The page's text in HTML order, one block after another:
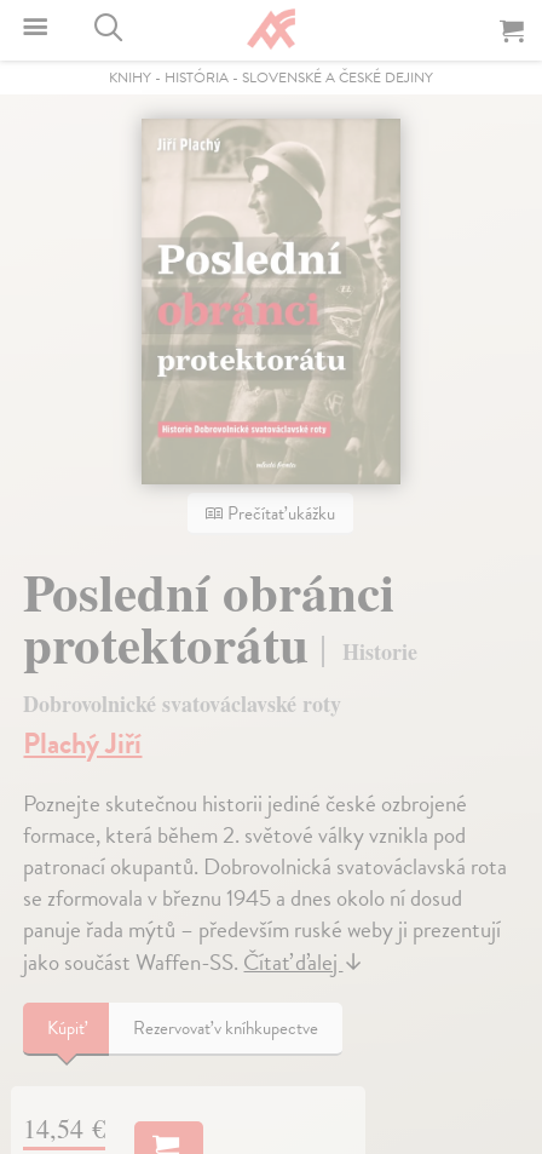
KNIHY - HISTÓRIA - SLOVENSKÉ A ČESKÉ DEJINY
Prečítať ukážku
Poslední obránci
protektorátu
Historie
Dobrovolnické svatováclavské roty
Plachý Jiří
Poznejte skutečnou historii jediné české ozbrojené
formace, která během 2. světové války vznikla pod
patronací okupantů. Dobrovolnická svatováclavská rota
se zformovala v březnu 1945 a dnes okolo ní dosud
panuje řada mýtů – především ruské weby ji prezentují
jako součást Waffen-SS.Čítať ďalej↓
Kúpiť Rezervovať v kníhkupectve
14,54 €